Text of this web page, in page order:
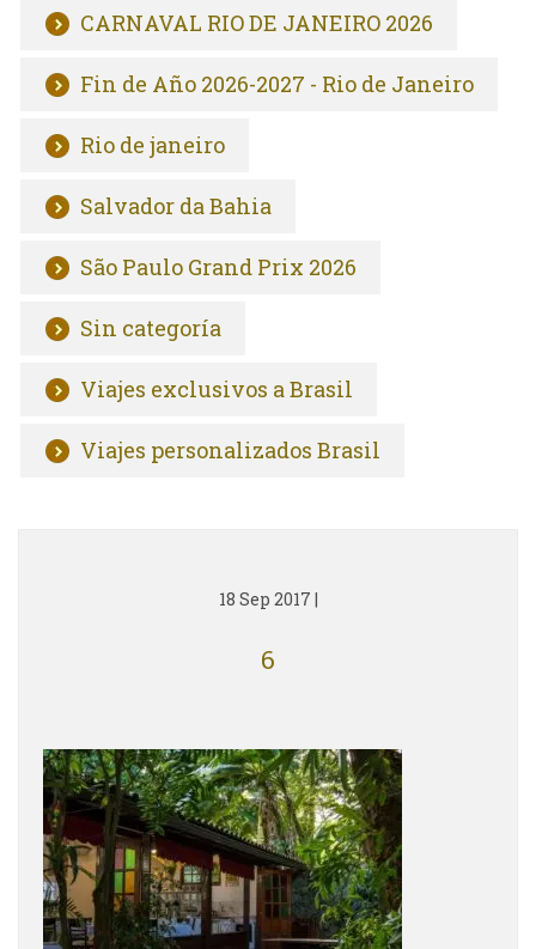
CARNAVAL RIO DE JANEIRO 2026
Fin de Año 2026-2027 - Rio de Janeiro
Rio de janeiro
Salvador da Bahia
São Paulo Grand Prix 2026
Sin categoría
Viajes exclusivos a Brasil
Viajes personalizados Brasil
18 Sep 2017 |
6